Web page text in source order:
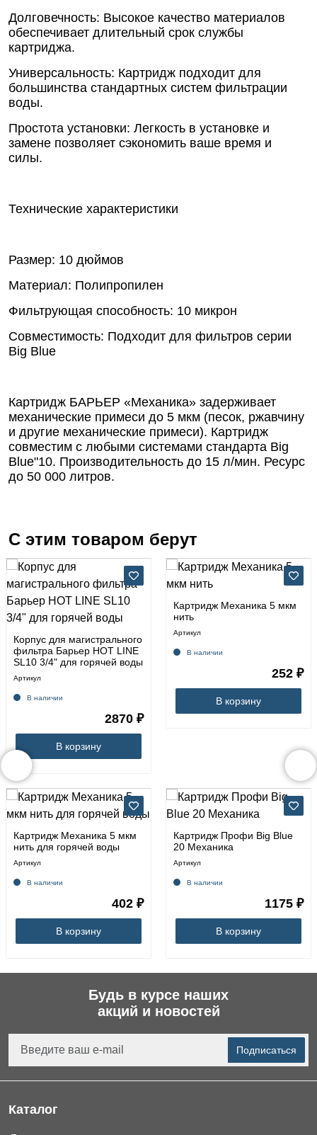
Долговечность: Высокое качество материалов
обеспечивает длительный срок службы
картриджа.
Универсальность: Картридж подходит для
большинства стандартных систем фильтрации
воды.
Простота установки: Легкость в установке и
замене позволяет сэкономить ваше время и
силы.
Технические характеристики
Размер: 10 дюймов
Материал: Полипропилен
Фильтрующая способность: 10 микрон
Совместимость: Подходит для фильтров серии
Big Blue
Картридж БАРЬЕР «Механика» задерживает
механические примеси до 5 мкм (песок, ржавчину
и другие механические примеси). Картридж
совместим с любыми системами стандарта Big
Blue"10. Производительность до 15 л/мин. Ресурс
до 50 000 литров.
С этим товаром берут
Корпус для магистрального
фильтра Барьер HOT LINE
SL10 3/4" для горячей воды
Артикул
В наличии
2870 ₽
В корзину
Картридж Механика 5 мкм
нить
Артикул
В наличии
252 ₽
В корзину
Картридж Механика 5 мкм
нить для горячей воды
Артикул
В наличии
402 ₽
В корзину
Картридж Профи Big Blue
20 Механика
Артикул
В наличии
1175 ₽
В корзину
Будь в курсе наших
акций и новостей
Подписаться
Каталог